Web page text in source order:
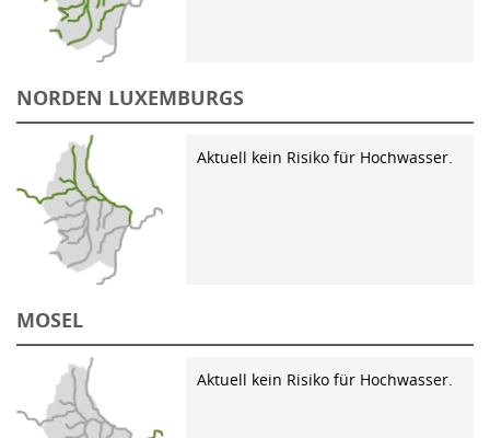
NORDEN LUXEMBURGS
Aktuell kein Risiko für Hochwasser.
MOSEL
Aktuell kein Risiko für Hochwasser.